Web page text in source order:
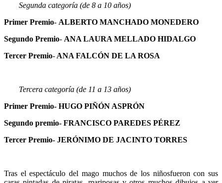
Segunda categoría (de 8 a 10 años)
Primer Premio- ALBERTO MANCHADO MONEDERO
Segundo Premio- ANA LAURA MELLADO HIDALGO
Tercer Premio- ANA FALCÓN DE LA ROSA
Tercera categoría (de 11 a 13 años)
Primer Premio- HUGO PIÑÓN ASPRÓN
Segundo premio- FRANCISCO PAREDES PÉREZ
Tercer Premio- JERÓNIMO DE JACINTO TORRES
Tras el espectáculo del mago muchos de los niñosfueron con sus